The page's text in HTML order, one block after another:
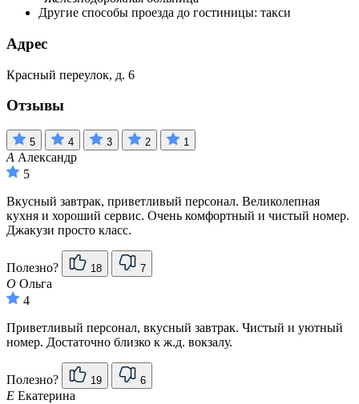
Другие способы проезда до гостиницы: такси
Адрес
Красный переулок, д. 6
Отзывы
5 4 3 2 1
А Александр
5
Вкусный завтрак, приветливый персонал. Великолепная
кухня и хороший сервис. Очень комфортный и чистый номер.
Джакузи просто класс.
Полезно? 18 7
О Ольга
4
Приветливый персонал, вкусный завтрак. Чистый и уютный
номер. Достаточно близко к ж.д. вокзалу.
Полезно? 19 6
Е Екатерина